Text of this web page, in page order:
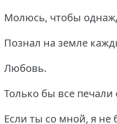
Молюсь, чтобы
Познал на земле
Любовь.
Только бы все печали
Если ты со мной, я не